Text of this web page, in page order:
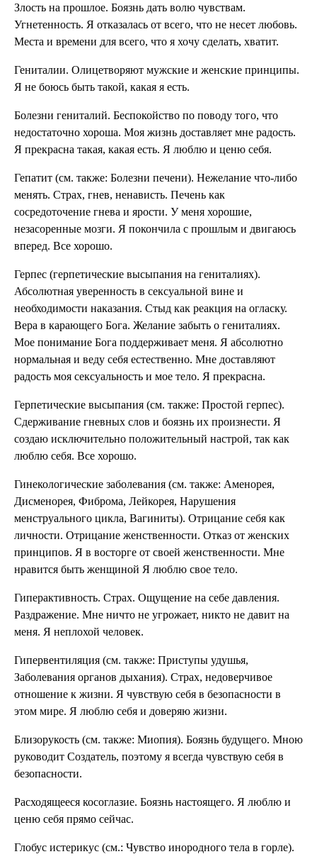
Злость на прошлое. Боязнь дать волю чувствам.
Угнетенность. Я отказалась от всего, что не несет любовь.
Места и времени для всего, что я хочу сделать, хватит.
Гениталии. Олицетворяют мужские и женские принципы.
Я не боюсь быть такой, какая я есть.
Болезни гениталий. Беспокойство по поводу того, что
недостаточно хороша. Моя жизнь доставляет мне радость.
Я прекрасна такая, какая есть. Я люблю и ценю себя.
Гепатит (см. также: Болезни печени). Нежелание что-либо
менять. Страх, гнев, ненависть. Печень как
сосредоточение гнева и ярости. У меня хорошие,
незасоренные мозги. Я покончила с прошлым и двигаюсь
вперед. Все хорошо.
Герпес (герпетические высыпания на гениталиях).
Абсолютная уверенность в сексуальной вине и
необходимости наказания. Стыд как реакция на огласку.
Вера в карающего Бога. Желание забыть о гениталиях.
Мое понимание Бога поддерживает меня. Я абсолютно
нормальная и веду себя естественно. Мне доставляют
радость моя сексуальность и мое тело. Я прекрасна.
Герпетические высыпания (см. также: Простой герпес).
Сдерживание гневных слов и боязнь их произнести. Я
создаю исключительно положительный настрой, так как
люблю себя. Все хорошо.
Гинекологические заболевания (см. также: Аменорея,
Дисменорея, Фиброма, Лейкорея, Нарушения
менструального цикла, Вагиниты). Отрицание себя как
личности. Отрицание женственности. Отказ от женских
принципов. Я в восторге от своей женственности. Мне
нравится быть женщиной Я люблю свое тело.
Гиперактивность. Страх. Ощущение на себе давления.
Раздражение. Мне ничто не угрожает, никто не давит на
меня. Я неплохой человек.
Гипервентиляция (см. также: Приступы удушья,
Заболевания органов дыхания). Страх, недоверчивое
отношение к жизни. Я чувствую себя в безопасности в
этом мире. Я люблю себя и доверяю жизни.
Близорукость (см. также: Миопия). Боязнь будущего. Мною
руководит Создатель, поэтому я всегда чувствую себя в
безопасности.
Расходящееся косоглазие. Боязнь настоящего. Я люблю и
ценю себя прямо сейчас.
Глобус истерикус (см.: Чувство ино­родного тела в горле).